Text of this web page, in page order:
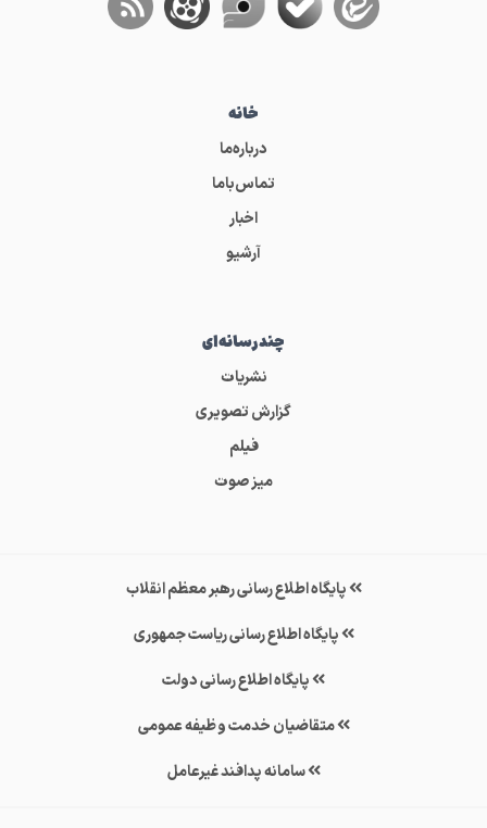
خانه
درباره‌ما
تماس‌باما
اخبار
آرشیو
چندرسانه‌ای
نشریات
گزارش تصویری
فیلم
میز صوت
پایگاه اطلاع رسانی رهبر معظم انقلاب
پایگاه اطلاع رسانی ریاست جمهوری
پایگاه اطلاع رسانی دولت
متقاضیان خدمت وظیفه عمومی
سامانه پدافند غیرعامل